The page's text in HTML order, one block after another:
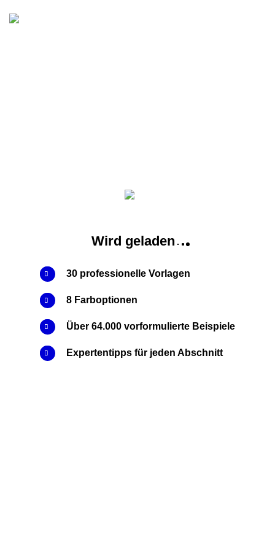
BU
IL
Wird geladen
30 professionelle Vorlagen
8 Farboptionen
Über 64.000 vorformulierte Beispiele
Expertentipps für jeden Abschnitt